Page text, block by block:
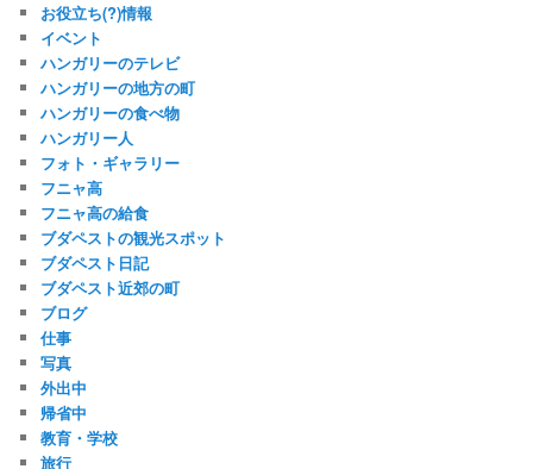
お役立ち(?)情報
イベント
ハンガリーのテレビ
ハンガリーの地方の町
ハンガリーの食べ物
ハンガリー人
フォト・ギャラリー
フニャ高
フニャ高の給食
ブダペストの観光スポット
ブダペスト日記
ブダペスト近郊の町
ブログ
仕事
写真
外出中
帰省中
教育・学校
旅行